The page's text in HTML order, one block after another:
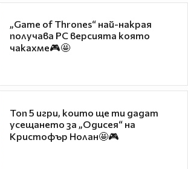
„Game of Thrones“ най-накрая
получава PC версията която
чакахме🎮🤩
Топ 5 игри, които ще ти дадат
усещането за „Одисея“ на
Кристофър Нолан🤩🎮